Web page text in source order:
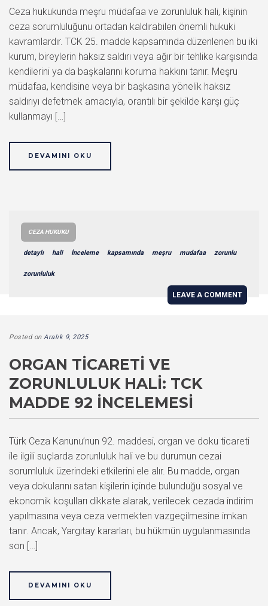
Ceza hukukunda meşru müdafaa ve zorunluluk hali, kişinin
ceza sorumluluğunu ortadan kaldırabilen önemli hukuki
kavramlardır. TCK 25. madde kapsamında düzenlenen bu iki
kurum, bireylerin haksız saldırı veya ağır bir tehlike karşısında
kendilerini ya da başkalarını koruma hakkını tanır. Meşru
müdafaa, kendisine veya bir başkasına yönelik haksız
saldırıyı defetmek amacıyla, orantılı bir şekilde karşı güç
kullanmayı […]
DEVAMINI OKU
CEZA HUKUKU
detaylı hali İnceleme kapsamında meşru mudafaa zorunlu
zorunluluk
LEAVE A COMMENT
Posted on Aralık 9, 2025
ORGAN TICARETI VE
ZORUNLULUK HALI: TCK
MADDE 92 İNCELEMESI
Türk Ceza Kanunu’nun 92. maddesi, organ ve doku ticareti
ile ilgili suçlarda zorunluluk hali ve bu durumun cezai
sorumluluk üzerindeki etkilerini ele alır. Bu madde, organ
veya dokularını satan kişilerin içinde bulunduğu sosyal ve
ekonomik koşulları dikkate alarak, verilecek cezada indirim
yapılmasına veya ceza vermekten vazgeçilmesine imkan
tanır. Ancak, Yargıtay kararları, bu hükmün uygulanmasında
son […]
DEVAMINI OKU